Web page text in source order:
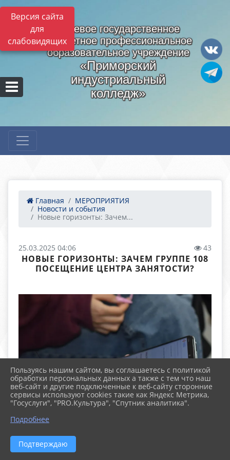
Версия сайта
для
слабовидящих
Краевое государственное
бюджетное профессиональное
образовательное учреждение
«Приморский
индустриальный
колледж»
Главная
МЕРОПРИЯТИЯ
Новости и события
Новые горизонты: Зачем...
25.03.2025 04:06 43
НОВЫЕ ГОРИЗОНТЫ: ЗАЧЕМ ГРУППЕ 108
ПОСЕЩЕНИЕ ЦЕНТРА ЗАНЯТОСТИ?
Пользуясь нашим сайтом, вы соглашаетесь с политикой
обработки персональных данных а также с тем что наш
веб-сайт и другие подключенные к веб-сайту сторонние
сервисы используют cookies такие как Яндекс Метрика,
"Госуслуги", "PRO.Культура", "Спутник аналитика".
Подробнее
Подтверждаю